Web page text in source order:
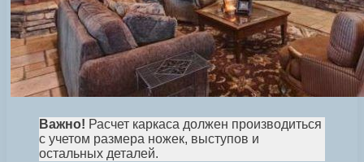
Важно! Расчет каркаса должен производиться
с учетом размера ножек, выступов и
остальных деталей.